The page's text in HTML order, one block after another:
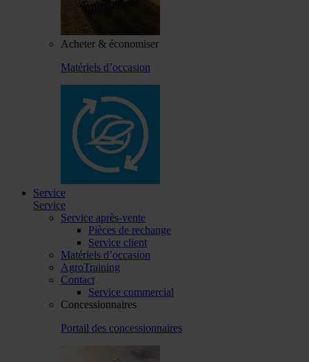
Acheter & économiser
Matériels d’occasion
Service
Service
Service après-vente
Pièces de rechange
Service client
Matériels d’occasion
AgroTraining
Contact
Service commercial
Concessionnaires
Portail des concessionnaires